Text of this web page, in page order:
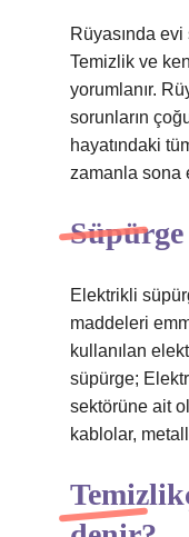
Rüyasında
Temizlik ve
yorumlanır.
sorunların
hayatındaki
zamanla sona
Elektrikli
maddeleri
kullanılan
süpürge;
sektörüne ait
kablolar,